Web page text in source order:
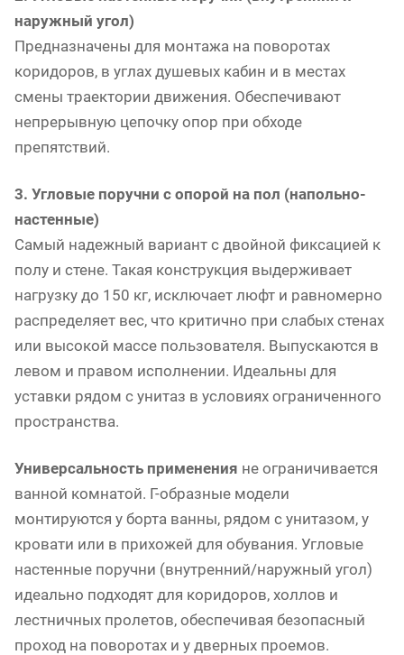
наружный угол)
Предназначены для монтажа на поворотах
коридоров, в углах душевых кабин и в местах
смены траектории движения. Обеспечивают
непрерывную цепочку опор при обходе
препятствий.
3. Угловые поручни с опорой на пол (напольно-
настенные)
Самый надежный вариант с двойной фиксацией к
полу и стене. Такая конструкция выдерживает
нагрузку до 150 кг, исключает люфт и равномерно
распределяет вес, что критично при слабых стенах
или высокой массе пользователя. Выпускаются в
левом и правом исполнении. Идеальны для
уставки рядом с унитаз в условиях ограниченного
пространства.
Универсальность применения не ограничивается
ванной комнатой. Г-образные модели
монтируются у борта ванны, рядом с унитазом, у
кровати или в прихожей для обувания. Угловые
настенные поручни (внутренний/наружный угол)
идеально подходят для коридоров, холлов и
лестничных пролетов, обеспечивая безопасный
проход на поворотах и у дверных проемов.